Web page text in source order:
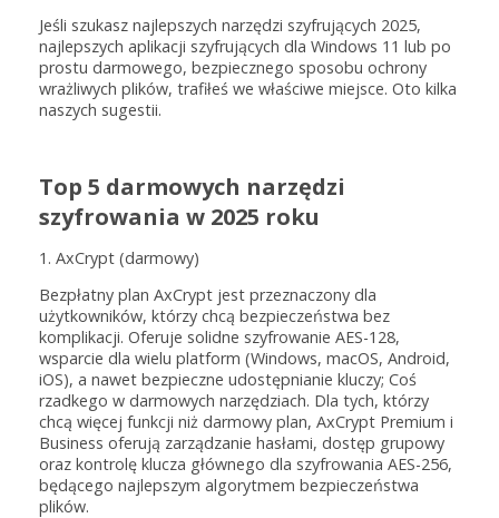
Jeśli szukasz najlepszych narzędzi szyfrujących 2025,
najlepszych aplikacji szyfrujących dla Windows 11 lub po
prostu darmowego, bezpiecznego sposobu ochrony
wrażliwych plików, trafiłeś we właściwe miejsce. Oto kilka
naszych sugestii.
Top 5 darmowych narzędzi
szyfrowania w 2025 roku
1. AxCrypt (darmowy)
Bezpłatny plan AxCrypt jest przeznaczony dla
użytkowników, którzy chcą bezpieczeństwa bez
komplikacji. Oferuje solidne szyfrowanie AES-128,
wsparcie dla wielu platform (Windows, macOS, Android,
iOS), a nawet bezpieczne udostępnianie kluczy; Coś
rzadkego w darmowych narzędziach. Dla tych, którzy
chcą więcej funkcji niż darmowy plan, AxCrypt Premium i
Business oferują zarządzanie hasłami, dostęp grupowy
oraz kontrolę klucza głównego dla szyfrowania AES-256,
będącego najlepszym algorytmem bezpieczeństwa
plików.